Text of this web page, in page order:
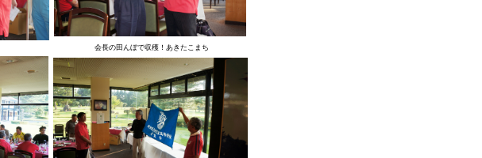
会長の田んぼで収穫！あきたこまち